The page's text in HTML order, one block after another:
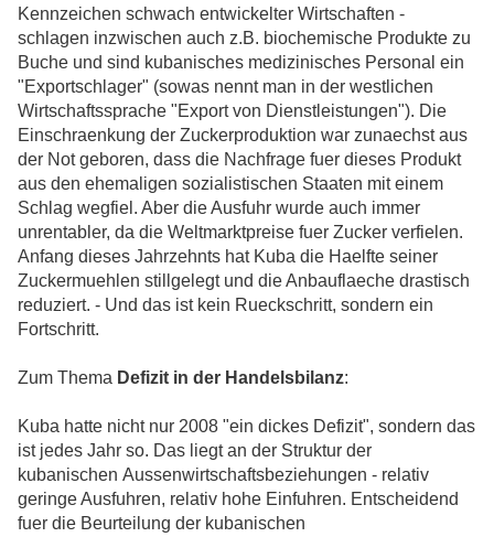
Kennzeichen schwach entwickelter Wirtschaften -
schlagen inzwischen auch z.B. biochemische Produkte zu
Buche und sind kubanisches medizinisches Personal ein
"Exportschlager" (sowas nennt man in der westlichen
Wirtschaftssprache "Export von Dienstleistungen"). Die
Einschraenkung der Zuckerproduktion war zunaechst aus
der Not geboren, dass die Nachfrage fuer dieses Produkt
aus den ehemaligen sozialistischen Staaten mit einem
Schlag wegfiel. Aber die Ausfuhr wurde auch immer
unrentabler, da die Weltmarktpreise fuer Zucker verfielen.
Anfang dieses Jahrzehnts hat Kuba die Haelfte seiner
Zuckermuehlen stillgelegt und die Anbauflaeche drastisch
reduziert. - Und das ist kein Rueckschritt, sondern ein
Fortschritt.
Zum Thema Defizit in der Handelsbilanz:
Kuba hatte nicht nur 2008 "ein dickes Defizit", sondern das
ist jedes Jahr so. Das liegt an der Struktur der
kubanischen Aussenwirtschaftsbeziehungen - relativ
geringe Ausfuhren, relativ hohe Einfuhren. Entscheidend
fuer die Beurteilung der kubanischen